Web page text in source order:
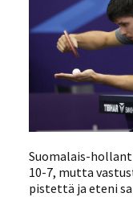
Suomalais-
10-7, mutta
pistettä ja eteni